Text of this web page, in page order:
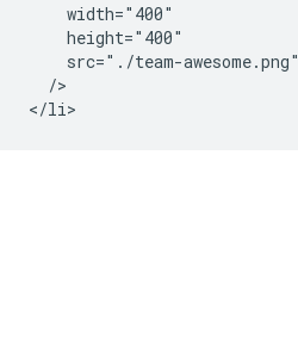
    width="400"
    height="400"
    src="./team-awesome.png"
  />